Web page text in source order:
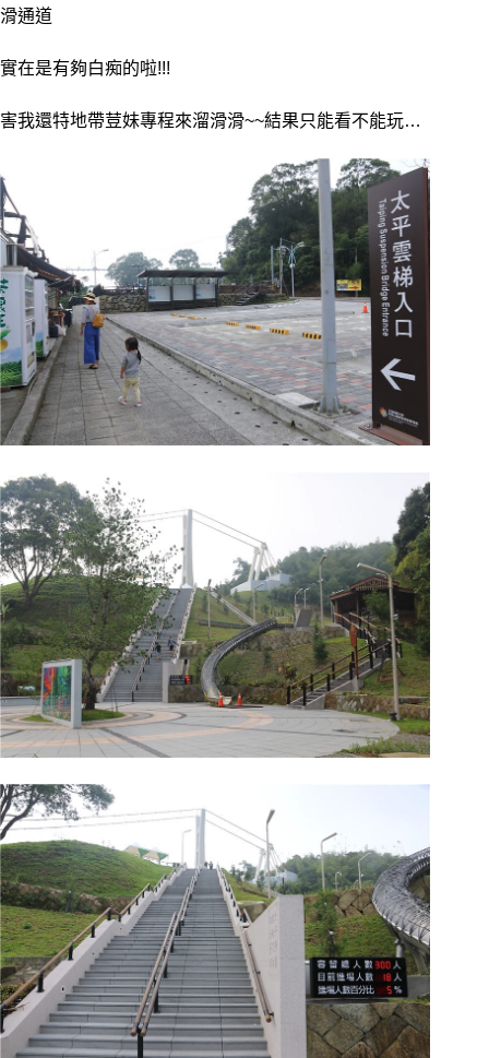
滑通道
實在是有夠白痴的啦!!!
害我還特地帶荳妹專程來溜滑滑~~結果只能看不能玩…